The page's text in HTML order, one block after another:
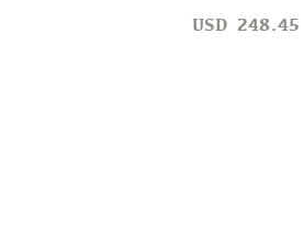
USD 248.45